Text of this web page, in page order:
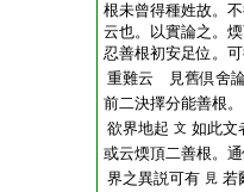
根未曾得種姓故。
云也。以實論之。
忍善根初安足位。
重難云 見舊倶舍
前二決擇分能善根
欲界地起 文 如此文
或云煗頂二善根。
界之異説可有 見 若